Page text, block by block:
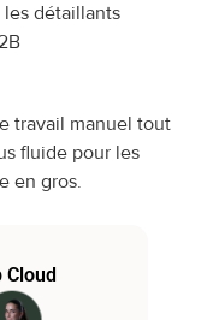
détaillants
travail manuel tout
fluide pour les
en gros.
Cloud